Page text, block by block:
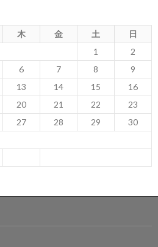
木 金 土 日
1
2
6 7 8
9
13 14 15
16
20 21 22
23
27 28 29
30